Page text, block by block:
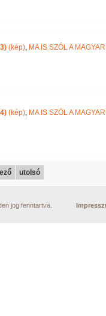
(kép), MA IS SZÓL A
(kép), MA IS SZÓL A
utolsó
jog fenntartva.